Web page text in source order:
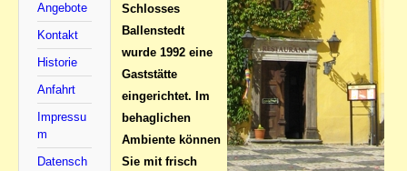
Angebote
Kontakt
Historie
Anfahrt
Impressu
m
Datensch
Schlosses
Ballenstedt
wurde 1992 eine
Gaststätte
eingerichtet. Im
behaglichen
Ambiente können
Sie mit frisch